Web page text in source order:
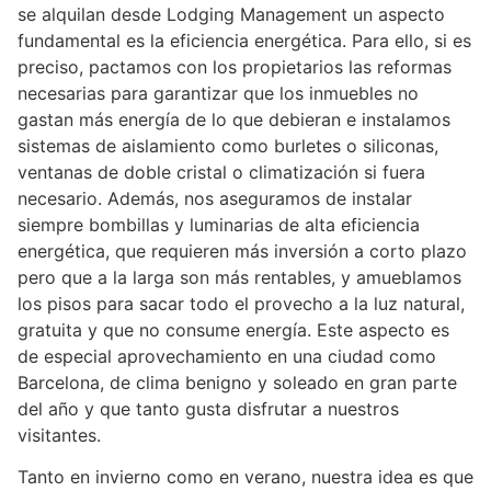
se alquilan desde Lodging Management un aspecto
fundamental es la eficiencia energética. Para ello, si es
preciso, pactamos con los propietarios las reformas
necesarias para garantizar que los inmuebles no
gastan más energía de lo que debieran e instalamos
sistemas de aislamiento como burletes o siliconas,
ventanas de doble cristal o climatización si fuera
necesario. Además, nos aseguramos de instalar
siempre bombillas y luminarias de alta eficiencia
energética, que requieren más inversión a corto plazo
pero que a la larga son más rentables, y amueblamos
los pisos para sacar todo el provecho a la luz natural,
gratuita y que no consume energía. Este aspecto es
de especial aprovechamiento en una ciudad como
Barcelona, de clima benigno y soleado en gran parte
del año y que tanto gusta disfrutar a nuestros
visitantes.
Tanto en invierno como en verano, nuestra idea es que